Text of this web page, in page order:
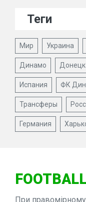
Теги
Мир Украина
Динамо Донецк
Испания ФК
Трансферы
Германия
При правомірному